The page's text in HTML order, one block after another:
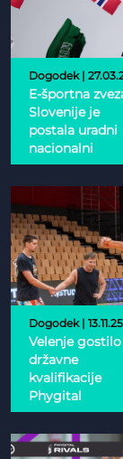
Dogodek |
E-športna
Slovenije je
postala uradni
nacionalni
partner
Nations Cup
Dogodek | 13.11.25
Velenje gostilo
državne
kvalifikacije
Phygital